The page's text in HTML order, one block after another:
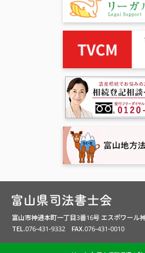
富山市神通本町一丁目3番16号 エスポワール
TEL.076-431-9332 FAX.076-431-0010